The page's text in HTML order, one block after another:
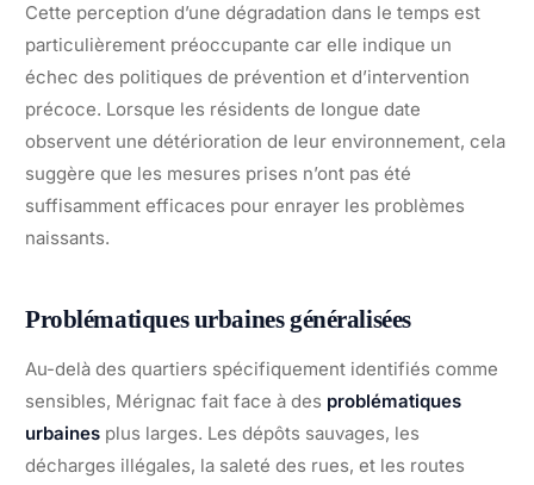
Cette perception d’une dégradation dans le temps est
particulièrement préoccupante car elle indique un
échec des politiques de prévention et d’intervention
précoce. Lorsque les résidents de longue date
observent une détérioration de leur environnement, cela
suggère que les mesures prises n’ont pas été
suffisamment efficaces pour enrayer les problèmes
naissants.
Problématiques urbaines généralisées
Au-delà des quartiers spécifiquement identifiés comme
sensibles, Mérignac fait face à des problématiques
urbaines plus larges. Les dépôts sauvages, les
décharges illégales, la saleté des rues, et les routes